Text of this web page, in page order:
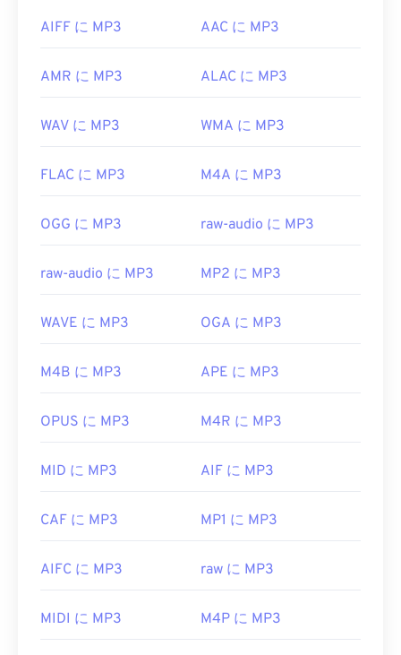
AIFF に MP3 AAC に MP3
AMR に MP3 ALAC に MP3
WAV に MP3 WMA に MP3
FLAC に MP3 M4A に MP3
OGG に MP3 raw-audio に MP3
raw-audio に MP3 MP2 に MP3
WAVE に MP3 OGA に MP3
M4B に MP3 APE に MP3
OPUS に MP3 M4R に MP3
MID に MP3 AIF に MP3
CAF に MP3 MP1 に MP3
AIFC に MP3 raw に MP3
MIDI に MP3 M4P に MP3